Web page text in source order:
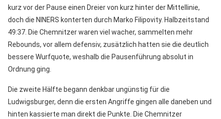
kurz vor der Pause einen Dreier von kurz hinter der Mittellinie,
doch die NINERS konterten durch Marko Filipovity. Halbzeitstand
49:37. Die Chemnitzer waren viel wacher, sammelten mehr
Rebounds, vor allem defensiv, zusätzlich hatten sie die deutlich
bessere Wurfquote, weshalb die Pausenführung absolut in
Ordnung ging.
Die zweite Hälfte begann denkbar ungünstig für die
Ludwigsburger, denn die ersten Angriffe gingen alle daneben und
hinten kassierte man direkt die Punkte. Die Chemnitzer